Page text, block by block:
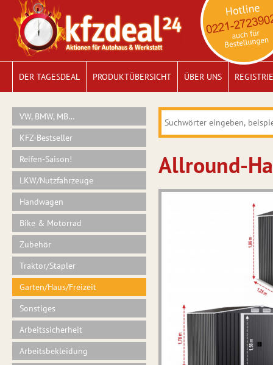
DER TAGESDEAL PRODUKTÜBERSICHT ÜBER UNS
VW, BMW, MB…
KFZ-Bestseller
Reifen-Saison!
LKW/Nutzfahrzeuge
Handwagen
Bike & Motorrad
Zubehör
Traktor/Stapler
Garten/Haus/Freizeit
Sonstiges
Arbeitssicherheit
Arbeitsbekleidung
Allround-